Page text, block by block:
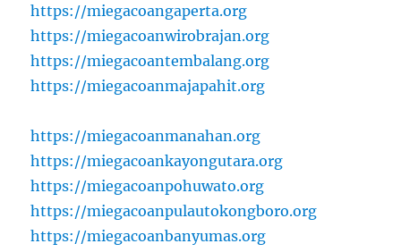
https://miegacoangaperta.org
https://miegacoanwirobrajan.org
https://miegacoantembalang.org
https://miegacoanmajapahit.org
https://miegacoanmanahan.org
https://miegacoankayongutara.org
https://miegacoanpohuwato.org
https://miegacoanpulautokongboro.org
https://miegacoanbanyumas.org